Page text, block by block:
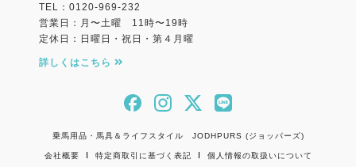
TEL：0120-969-232
営業日：月〜土曜 11時〜19時
定休日：日曜日・祝日・第４月曜
詳しくはこちら
乗馬用品・馬具＆ライフスタイル JODHPURS (ジョッパーズ)
会社概要 特定商取引に基づく表記 個人情報の取扱いについて